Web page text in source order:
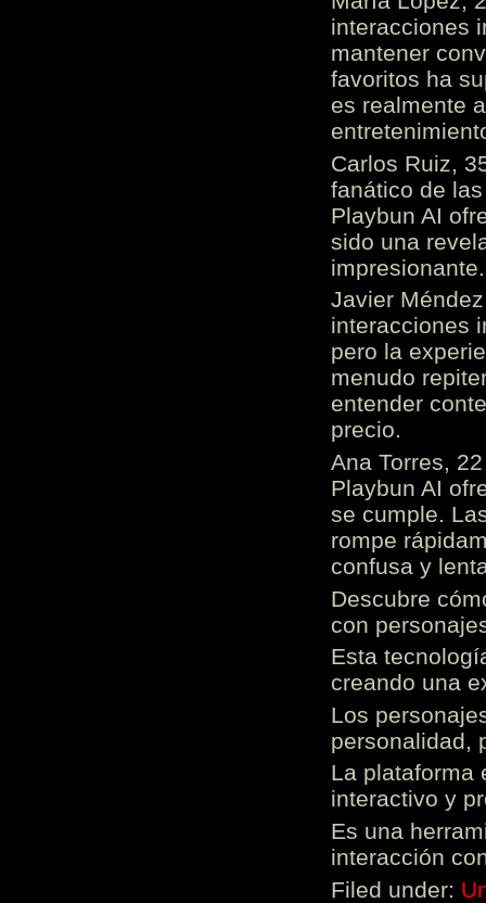
interacciones
mantener
favoritos ha
es realmente
Carlos Ruiz,
fanático de
Playbun AI
sido una
Javier
interacciones
pero la
menudo
entender
precio.
Ana Torres,
Playbun AI
se cumple.
rompe
confusa y
Descubre
con
Esta
creando una
Los
personalidad,
La plataforma
interactivo y
Es una
interacción
Filed under: